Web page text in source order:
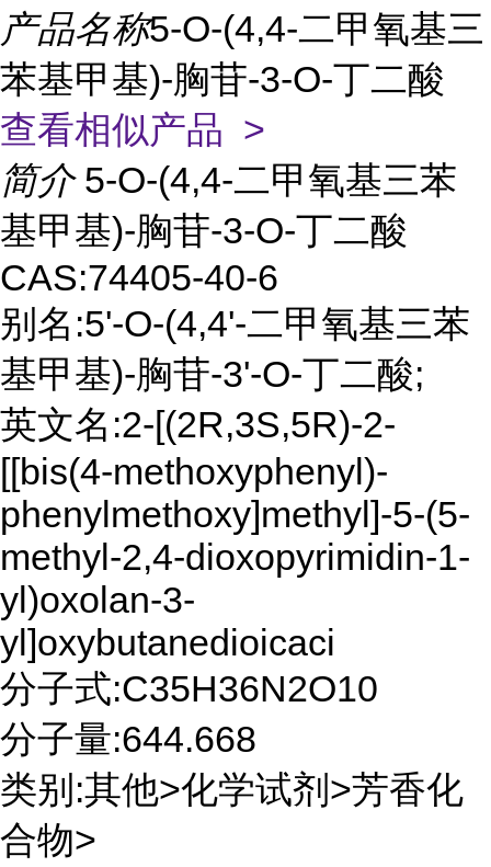
产品名称5-O-(4,4-二甲氧基三
苯基甲基)-胸苷-3-O-丁二酸
查看相似产品 >
简介 5-O-(4,4-二甲氧基三苯
基甲基)-胸苷-3-O-丁二酸
CAS:74405-40-6
别名:5'-O-(4,4'-二甲氧基三苯
基甲基)-胸苷-3'-O-丁二酸;
英文名:2-[(2R,3S,5R)-2-
[[bis(4-methoxyphenyl)-
phenylmethoxy]methyl]-5-(5-
methyl-2,4-dioxopyrimidin-1-
yl)oxolan-3-
yl]oxybutanedioicaci
分子式:C35H36N2O10
分子量:644.668
类别:其他>化学试剂>芳香化
合物>